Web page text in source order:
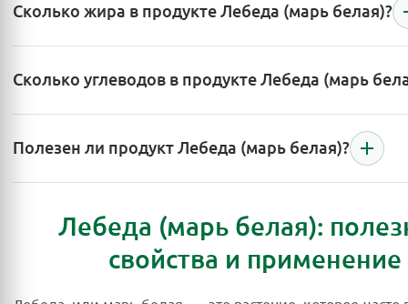
Сколько жира в продукте Лебеда (марь белая)?
Сколько углеводов в продукте Лебеда (марь
Полезен ли продукт Лебеда (марь белая)?
Лебеда (марь белая):
свойства и применение